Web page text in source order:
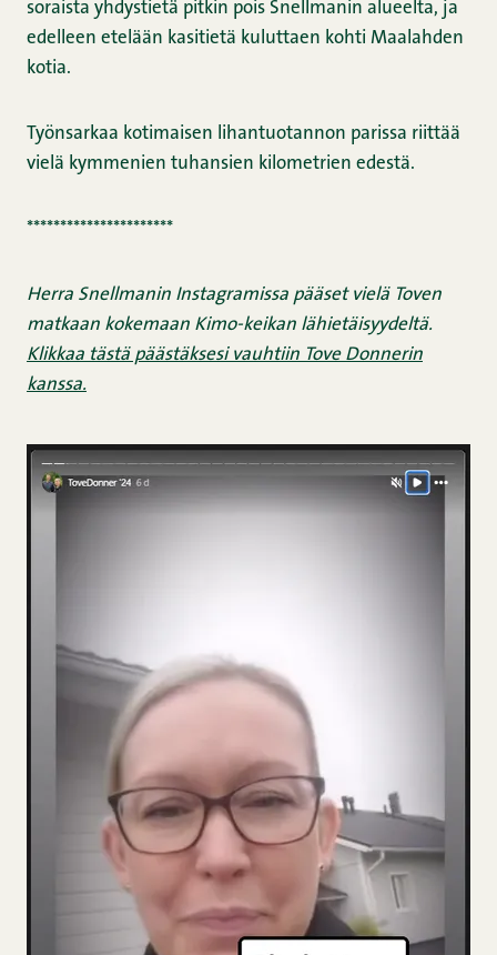
soraista yhdystietä pitkin pois Snellmanin alueelta, ja
edelleen etelään kasitietä kuluttaen kohti Maalahden
kotia.
Työnsarkaa kotimaisen lihantuotannon parissa riittää
vielä kymmenien tuhansien kilometrien edestä.
**********************
Herra Snellmanin Instagramissa pääset vielä Toven
matkaan kokemaan Kimo-keikan lähietäisyydeltä.
Klikkaa tästä päästäksesi vauhtiin Tove Donnerin
kanssa.